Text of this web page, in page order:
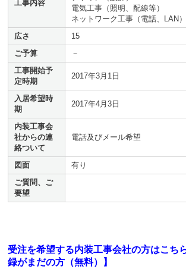
工事内容
電気工事（照明、配線等）
ネットワーク工事（電話、LAN）
広さ
15
ご予算
－
工事開始予
定時期
2017年3月1日
入居希望時
期
2017年4月3日
内装工事会
社からの連
絡ついて
電話及びメール希望
図面
有り
ご質問、ご
要望
受注を希望する内装工事会社の方はこち
録がまだの方（無料）】